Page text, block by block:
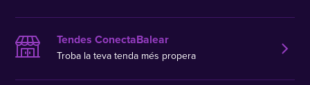
Tendes ConectaBalear
Troba la teva tenda més propera